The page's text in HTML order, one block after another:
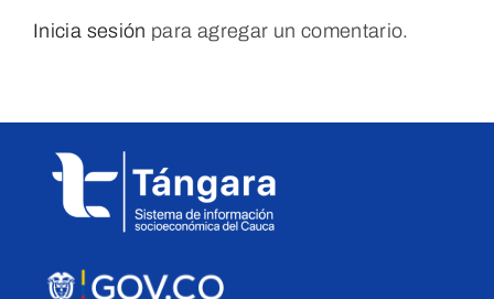
Inicia sesión para agregar un comentario.